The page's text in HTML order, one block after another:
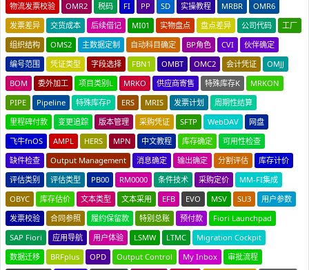
物流发票校验
OMR2 税码 FI PP SD 实操教程 MRBR
OMR6
发票差异
交货成本 后续借记 MI01 实物盘点 盘点差异 公司代码
工厂
组织结构
OMS2 主数据定制 自动科目确定 BP角色 CVI
伙伴确定
编号范围
凭证类型 字段选择 FBN1 OMBT OMC2 会计凭证
OMJJ
BOM
委外加工 项目类别L MRKO 供应商寄售 特殊库存K
MRKON
PIPE
Pipeline 特殊库存P ERS MRIS 发票计划
周期性结算
里程碑付款
变更追踪 版本管理 采购凭证 SFTP WebDAV
网盘
飞牛fnOS
AMPL HERS MPN 中文教程 库存确定
可用性检查
缺件检查
Output Management 消息确定 输出确定 分割评估
库存计价
评估类别
评估类型 PB00 RM0000 条件技术 采购定价
MM-FI集成
OBYC
库存估价 文本类型 文本采用 EFB EVO MSV SU3
用户参数
发票校验
合同参照 履约保留款 特别总账 预付款
Fiori Launchpad
SAP Fiori
应用导航 用户体验 LSMW LTMC
Migration Cockpit
数据迁移
BRFplus OPD Output Control My Inbox
审批流程